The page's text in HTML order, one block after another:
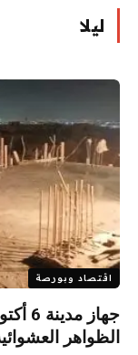
ليلا
اقتصاد وبورصة
الظواهر